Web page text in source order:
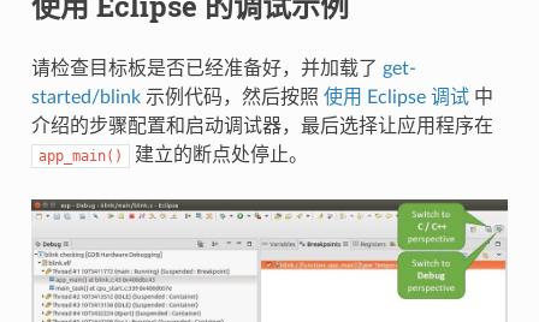
请检查目标板是否已经准备好，并加载了 get-
started/blink示例代码，然后按照 使用 Eclipse 调试中
介绍的步骤配置和启动调试器，最后选择让应用程序在
app_main() 建立的断点处停止。